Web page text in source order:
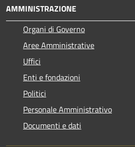
AMMINISTRAZIONE
Organi di Governo
Aree Amministrative
Uffici
Enti e fondazioni
Politici
Personale Amministrativo
Documenti e dati